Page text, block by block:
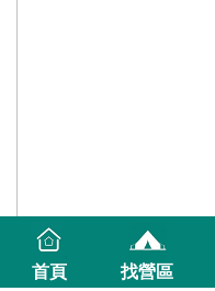
首頁 找營區